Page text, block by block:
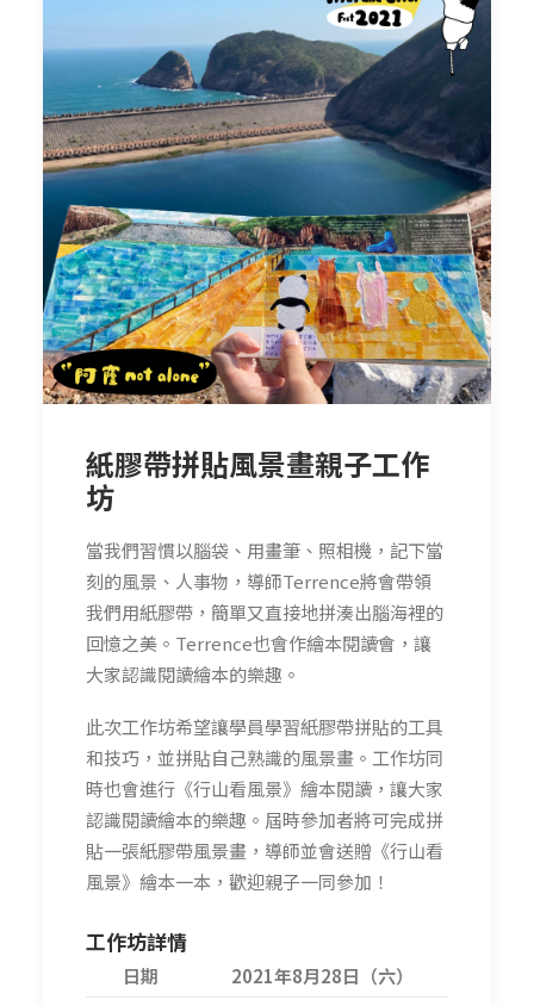
紙膠帶拼貼風景畫親子工作
坊
當我們習慣以腦袋、用畫筆、照相機，記下當
刻的風景、人事物，導師Terrence將會帶領
我們用紙膠帶，簡單又直接地拼湊出腦海裡的
回憶之美。Terrence也會作繪本閱讀會，讓
大家認識閱讀繪本的樂趣。
此次工作坊希望讓學員學習紙膠帶拼貼的工具
和技巧，並拼貼自己熟識的風景畫。工作坊同
時也會進行《行山看風景》繪本閱讀，讓大家
認識閱讀繪本的樂趣。 屆時參加者將可完成拼
貼一張紙膠帶風景畫，導師並會送贈《行山看
風景》繪本一本，歡迎親子一同參加！
工作坊詳情
日期
2021年8月28日（六）